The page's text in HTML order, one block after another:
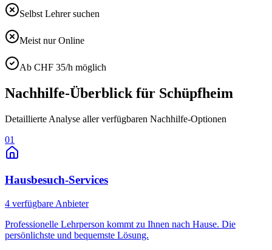
Selbst Lehrer suchen
Meist nur Online
Ab CHF 35/h möglich
Nachhilfe-Überblick für Schüpfheim
Detaillierte Analyse aller verfügbaren Nachhilfe-Optionen
01
Hausbesuch-Services
4 verfügbare Anbieter
Professionelle Lehrperson kommt zu Ihnen nach Hause. Die
persönlichste und bequemste Lösung.